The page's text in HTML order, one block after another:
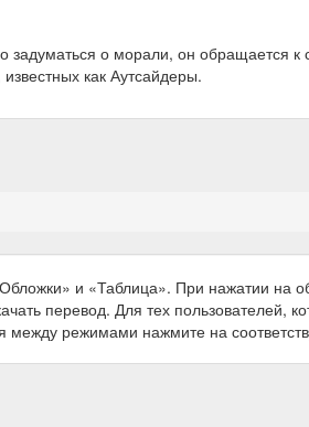
задуматься о морали, он
как Аутсайдеры.
и «Таблица». При нажатии на
перевод. Для тех пользователей,
режимами нажмите на